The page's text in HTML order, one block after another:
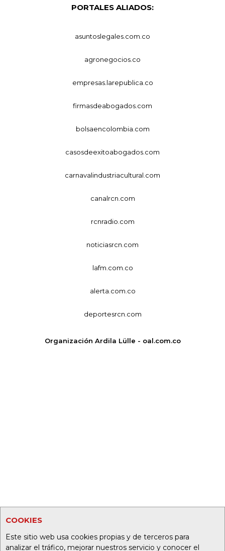
COOKIES
Este sitio web usa cookies propias y de terceros para
analizar el tráfico, mejorar nuestros servicio y conocer el
PORTALES ALIADOS:
asuntoslegales.com.co
agronegocios.co
empresas.larepublica.co
firmasdeabogados.com
bolsaencolombia.com
casosdeexitoabogados.com
carnavalindustriacultural.com
canalrcn.com
rcnradio.com
noticiasrcn.com
lafm.com.co
alerta.com.co
deportesrcn.com
Organización Ardila Lülle - oal.com.co